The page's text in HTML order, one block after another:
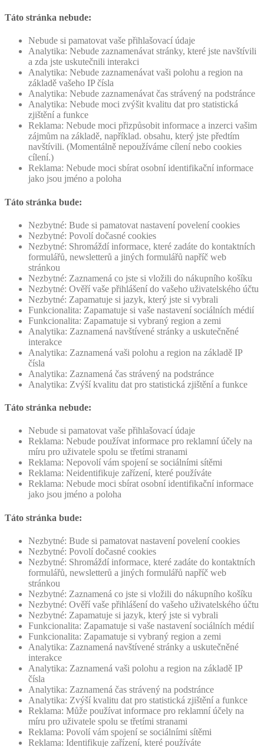
Táto stránka nebude:
Nebude si pamatovat vaše přihlašovací údaje
Analytika: Nebude zaznamenávat stránky, které jste navštívili
a zda jste uskutečnili interakci
Analytika: Nebude zaznamenávat vaši polohu a region na
základě vašeho IP čísla
Analytika: Nebude zaznamenávat čas strávený na podstránce
Analytika: Nebude moci zvýšit kvalitu dat pro statistická
zjištění a funkce
Reklama: Nebude moci přizpůsobit informace a inzerci vašim
zájmům na základě, například. obsahu, který jste předtím
navštívili. (Momentálně nepoužíváme cílení nebo cookies
cílení.)
Reklama: Nebude moci sbírat osobní identifikační informace
jako jsou jméno a poloha
Táto stránka bude:
Nezbytné: Bude si pamatovat nastavení povelení cookies
Nezbytné: Povolí dočasné cookies
Nezbytné: Shromáždí informace, které zadáte do kontaktních
formulářů, newsletterů a jiných formulářů napříč web
stránkou
Nezbytné: Zaznamená co jste si vložili do nákupního košíku
Nezbytné: Ověří vaše přihlášení do vašeho uživatelského účtu
Nezbytné: Zapamatuje si jazyk, který jste si vybrali
Funkcionalita: Zapamatuje si vaše nastavení sociálních médií
Funkcionalita: Zapamatuje si vybraný region a zemi
Analytika: Zaznamená navštívené stránky a uskutečněné
interakce
Analytika: Zaznamená vaši polohu a region na základě IP
čísla
Analytika: Zaznamená čas strávený na podstránce
Analytika: Zvýší kvalitu dat pro statistická zjištění a funkce
Táto stránka nebude:
Nebude si pamatovat vaše přihlašovací údaje
Reklama: Nebude používat informace pro reklamní účely na
míru pro uživatele spolu se třetími stranami
Reklama: Nepovolí vám spojení se sociálními sítěmi
Reklama: Neidentifikuje zařízení, které používáte
Reklama: Nebude moci sbírat osobní identifikační informace
jako jsou jméno a poloha
Táto stránka bude:
Nezbytné: Bude si pamatovat nastavení povelení cookies
Nezbytné: Povolí dočasné cookies
Nezbytné: Shromáždí informace, které zadáte do kontaktních
formulářů, newsletterů a jiných formulářů napříč web
stránkou
Nezbytné: Zaznamená co jste si vložili do nákupního košíku
Nezbytné: Ověří vaše přihlášení do vašeho uživatelského účtu
Nezbytné: Zapamatuje si jazyk, který jste si vybrali
Funkcionalita: Zapamatuje si vaše nastavení sociálních médií
Funkcionalita: Zapamatuje si vybraný region a zemi
Analytika: Zaznamená navštívené stránky a uskutečněné
interakce
Analytika: Zaznamená vaši polohu a region na základě IP
čísla
Analytika: Zaznamená čas strávený na podstránce
Analytika: Zvýší kvalitu dat pro statistická zjištění a funkce
Reklama: Může používat informace pro reklamní účely na
míru pro uživatele spolu se třetími stranami
Reklama: Povolí vám spojení se sociálními sítěmi
Reklama: Identifikuje zařízení, které používáte